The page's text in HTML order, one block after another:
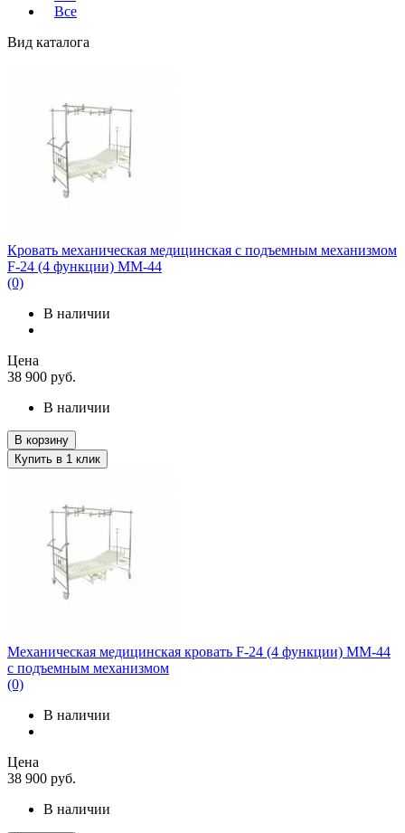
Все
Вид каталога
Кровать механическая медицинская с подъемным механизмом
F-24 (4 функции) ММ-44
(0)
В наличии
Цена
38 900 руб.
В наличии
В корзину
Купить в 1 клик
Механическая медицинская кровать F-24 (4 функции) ММ-44
с подъемным механизмом
(0)
В наличии
Цена
38 900 руб.
В наличии